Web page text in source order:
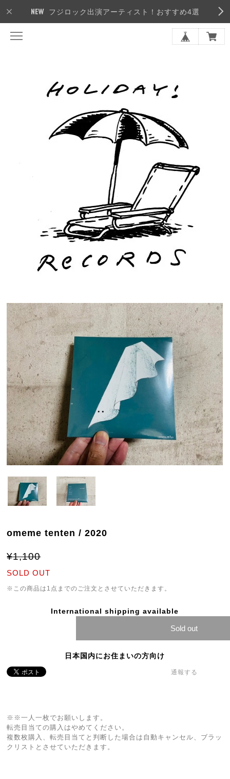
フジロック出演アーティスト！おすすめ4選
omeme tenten / 2020
¥1,100
SOLD OUT
※この商品は1点までのご注文とさせていただきます。
International shipping available
Sold out
日本国内にお住まいの方向け
通報する
※※一人一枚でお願いします。
転売目当ての購入はやめてください。
複数枚購入、転売目当てと判断した場合は自動キャンセル、ブラッ
クリストとさせていただきます。